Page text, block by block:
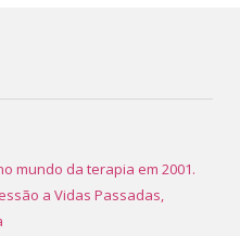
mundo da terapia em 2001.
a Vidas Passadas,